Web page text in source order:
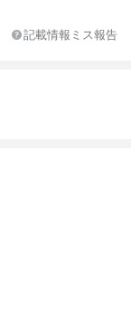
ー、鶏ペーストのテ
記載情報ミス報告